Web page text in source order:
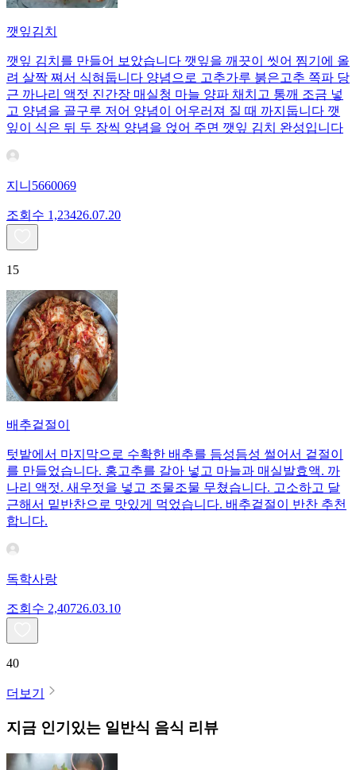
깻잎김치
깻잎 김치를 만들어 보았습니다 깻잎을 깨끗이 씻어 찜기에 올
려 살짝 쪄서 식혀둡니다 양념으로 고추가루 붉은고추 쪽파 당
근 까나리 액젓 진간장 매실청 마늘 양파 채치고 통깨 조금 넣
고 양념을 골구루 저어 양념이 어우러져 질 때 까지둡니다 깻
잎이 식은 뒤 두 장씩 양념을 얹어 주면 깻잎 김치 완성입니다
지니5660069
조회수 1,23426.07.20
15
배추겉절이
텃밭에서 마지막으로 수확한 배추를 듬성듬성 썰어서 겉절이
를 만들었습니다. 홍고추를 갈아 넣고 마늘과 매실발효액. 까
나리 액젓. 새우젓을 넣고 조물조물 무쳤습니다. 고소하고 달
근해서 밑반찬으로 맛있게 먹었습니다. 배추겉절이 반찬 추천
합니다.
독학사랑
조회수 2,40726.03.10
40
더보기
지금 인기있는 일반식 음식 리뷰